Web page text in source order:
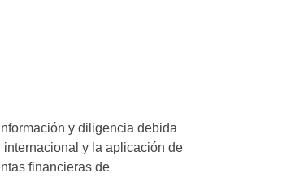
y diligencia debida
y la aplicación de
financieras de